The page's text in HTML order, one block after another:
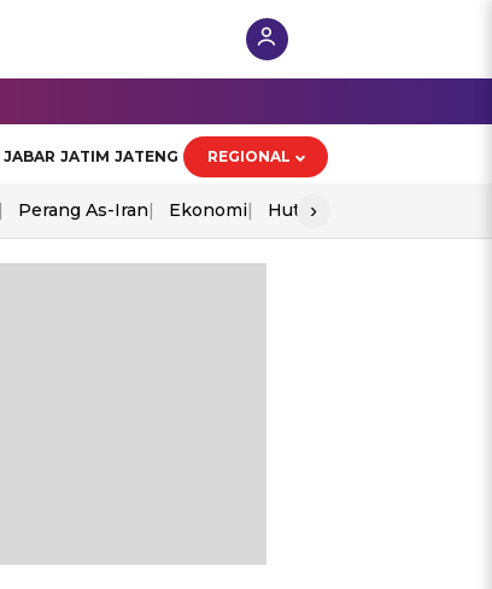
JABAR JATIM JATENG REGIONAL
Perang As-Iran Ekonomi Hut Ri
›